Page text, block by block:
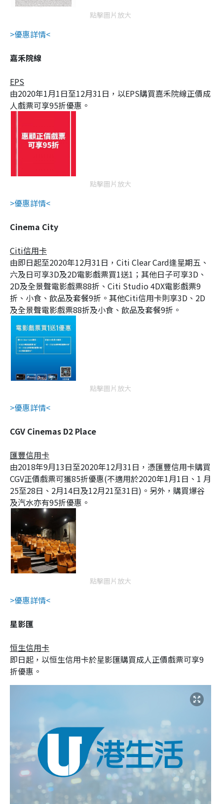
點擊圖片放大
>優惠詳情<
嘉禾院線
EPS
由2020年1月1日至12月31日，以EPS購買嘉禾院線正價成
人戲票可享95折優惠。
點擊圖片放大
>優惠詳情<
Cinema City
Citi信用卡
由即日起至2020年12月31日，Citi Clear Card逢星期五、
六及日可享3D及2D電影戲票買1送1；其他日子可享3D、
2D及全景聲電影戲票88折、Citi Studio 4DX電影戲票9
折、小食、飲品及套餐9折。其他Citi信用卡則享3D、2D
及全景聲電影戲票88折及小食、飲品及套餐9折。
點擊圖片放大
>優惠詳情<
CGV Cinemas D2 Place
匯豐信用卡
由2018年9月13日至2020年12月31日，憑匯豐信用卡購買
CGV正價戲票可獲85折優惠(不適用於2020年1月1日、1 月
25至28日、2月14日及12月21至31日)。另外，購買爆谷
及汽水亦有95折優惠。
點擊圖片放大
>優惠詳情<
星影匯
恒生信用卡
即日起，以恒生信用卡於星影匯購買成人正價戲票可享9
折優惠。